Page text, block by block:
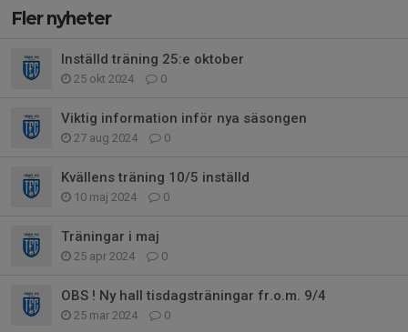
Fler nyheter
Inställd träning 25:e oktober
25 okt 2024 0
Viktig information inför nya säsongen
27 aug 2024 0
Kvällens träning 10/5 inställd
10 maj 2024 0
Träningar i maj
25 apr 2024 0
OBS ! Ny hall tisdagsträningar fr.o.m. 9/4
25 mar 2024 0